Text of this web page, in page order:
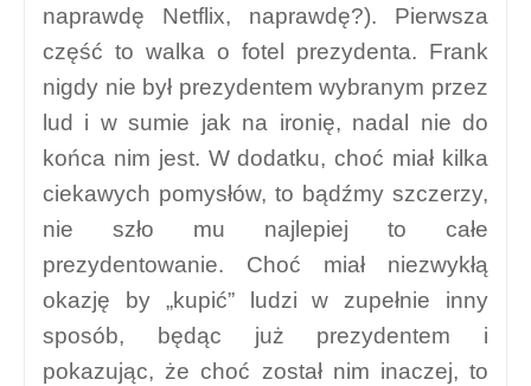
naprawdę Netflix, naprawdę?). Pierwsza
część to walka o fotel prezydenta. Frank
nigdy nie był prezydentem wybranym przez
lud i w sumie jak na ironię, nadal nie do
końca nim jest. W dodatku, choć miał kilka
ciekawych pomysłów, to bądźmy szczerzy,
nie szło mu najlepiej to całe
prezydentowanie. Choć miał niezwykłą
okazję by „kupić” ludzi w zupełnie inny
sposób, będąc już prezydentem i
pokazując, że choć został nim inaczej, to